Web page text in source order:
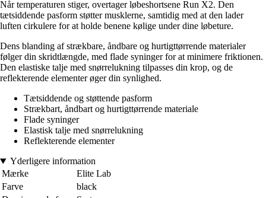
Når temperaturen stiger, overtager løbeshortsene Run X2. Den
tætsiddende pasform støtter musklerne, samtidig med at den lader
luften cirkulere for at holde benene kølige under dine løbeture.
Dens blanding af strækbare, åndbare og hurtigttørrende materialer
følger din skridtlængde, med flade syninger for at minimere friktionen.
Den elastiske talje med snørrelukning tilpasses din krop, og de
reflekterende elementer øger din synlighed.
Tætsiddende og støttende pasform
Strækbart, åndbart og hurtigttørrende materiale
Flade syninger
Elastisk talje med snørrelukning
Reflekterende elementer
Yderligere information
Mærke
Elite Lab
Farve
black